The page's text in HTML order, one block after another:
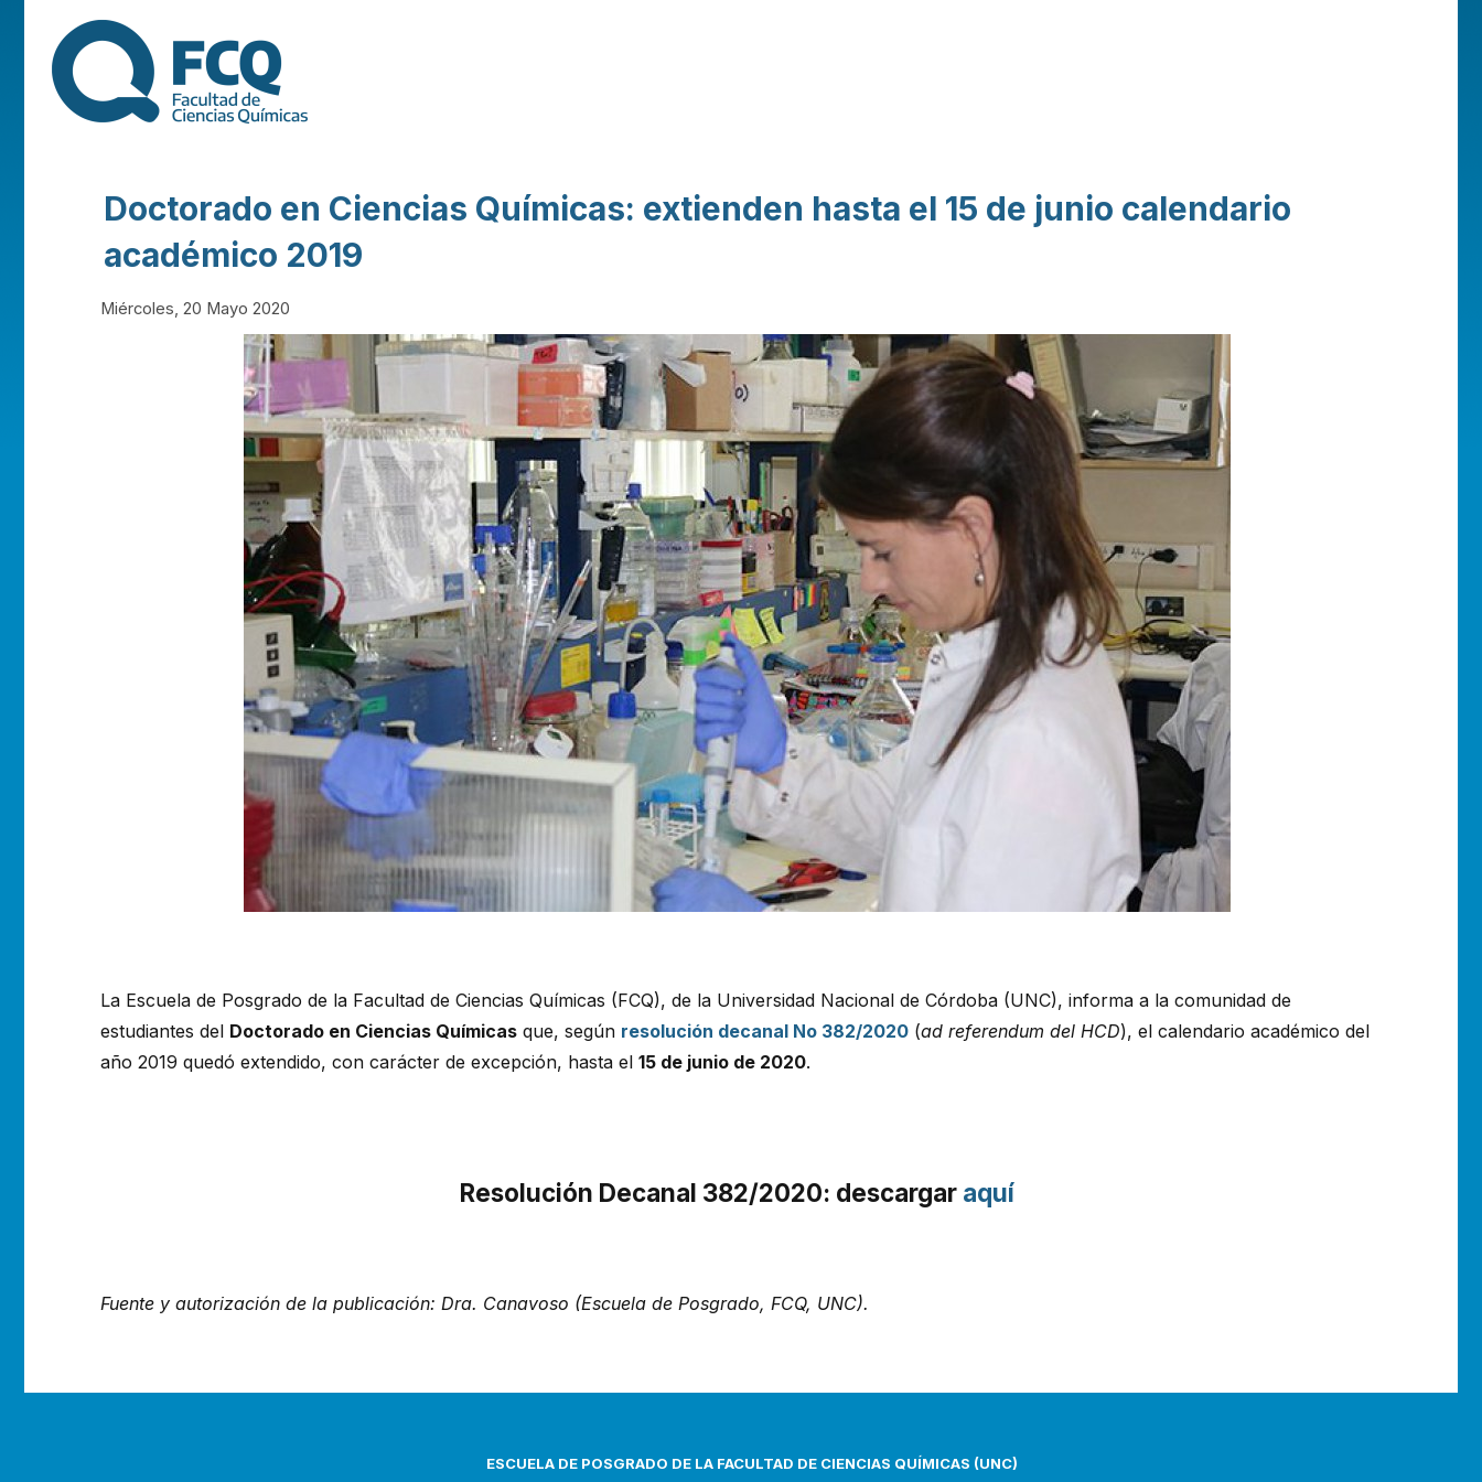
FACULTAD DE
CIENCIAS
UNIVERSIDAD
NACIONAL DE
Doctorado en Ciencias Químicas: extienden hasta el 15 de junio calendario
académico 2019
Miércoles, 20 Mayo 2020
La Escuela de Posgrado de la Facultad de Ciencias Químicas (FCQ), de la Universidad Nacional de Córdoba (UNC), informa a la comunidad de
estudiantes del Doctorado en Ciencias Químicas que, según resolución decanal No 382/2020 (ad referendum del HCD), el calendario académico del
año 2019 quedó extendido, con carácter de excepción, hasta el 15 de junio de 2020.
Resolución Decanal 382/2020: descargar aquí
Fuente y autorización de la publicación: Dra. Canavoso (Escuela de Posgrado, FCQ, UNC).
ESCUELA DE POSGRADO DE LA FACULTAD DE CIENCIAS QUÍMICAS (UNC)